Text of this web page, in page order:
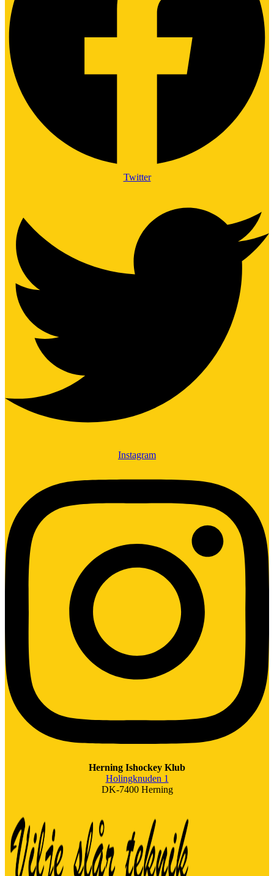
Twitter
Instagram
Herning Ishockey Klub
Holingknuden 1
DK-7400 Herning